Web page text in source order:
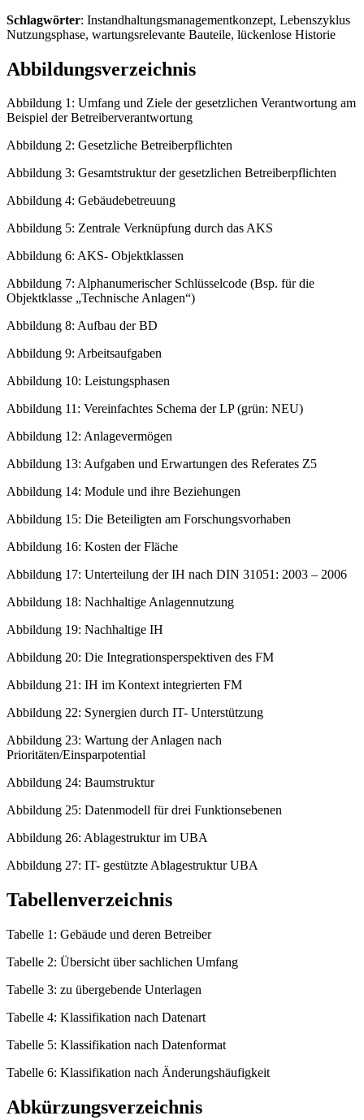
Schlagwörter: Instandhaltungsmanagementkonzept, Lebenszyklus
Nutzungsphase, wartungsrelevante Bauteile, lückenlose Historie
Abbildungsverzeichnis
Abbildung 1: Umfang und Ziele der gesetzlichen Verantwortung am
Beispiel der Betreiberverantwortung
Abbildung 2: Gesetzliche Betreiberpflichten
Abbildung 3: Gesamtstruktur der gesetzlichen Betreiberpflichten
Abbildung 4: Gebäudebetreuung
Abbildung 5: Zentrale Verknüpfung durch das AKS
Abbildung 6: AKS- Objektklassen
Abbildung 7: Alphanumerischer Schlüsselcode (Bsp. für die
Objektklasse „Technische Anlagen“)
Abbildung 8: Aufbau der BD
Abbildung 9: Arbeitsaufgaben
Abbildung 10: Leistungsphasen
Abbildung 11: Vereinfachtes Schema der LP (grün: NEU)
Abbildung 12: Anlagevermögen
Abbildung 13: Aufgaben und Erwartungen des Referates Z5
Abbildung 14: Module und ihre Beziehungen
Abbildung 15: Die Beteiligten am Forschungsvorhaben
Abbildung 16: Kosten der Fläche
Abbildung 17: Unterteilung der IH nach DIN 31051: 2003 – 2006
Abbildung 18: Nachhaltige Anlagennutzung
Abbildung 19: Nachhaltige IH
Abbildung 20: Die Integrationsperspektiven des FM
Abbildung 21: IH im Kontext integrierten FM
Abbildung 22: Synergien durch IT- Unterstützung
Abbildung 23: Wartung der Anlagen nach
Prioritäten/Einsparpotential
Abbildung 24: Baumstruktur
Abbildung 25: Datenmodell für drei Funktionsebenen
Abbildung 26: Ablagestruktur im UBA
Abbildung 27: IT- gestützte Ablagestruktur UBA
Tabellenverzeichnis
Tabelle 1: Gebäude und deren Betreiber
Tabelle 2: Übersicht über sachlichen Umfang
Tabelle 3: zu übergebende Unterlagen
Tabelle 4: Klassifikation nach Datenart
Tabelle 5: Klassifikation nach Datenformat
Tabelle 6: Klassifikation nach Änderungshäufigkeit
Abkürzungsverzeichnis